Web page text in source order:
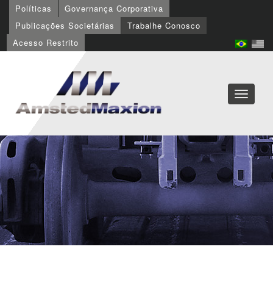
Políticas
Governança Corporativa
Publicações Societárias
Trabalhe Conosco
Acesso Restrito